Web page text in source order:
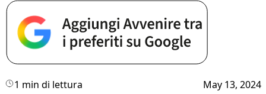
1 min di lettura May 13, 2024